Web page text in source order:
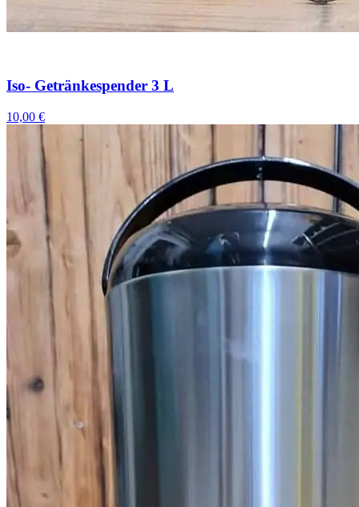
Iso- Getränkespender 3 L
10,00 €